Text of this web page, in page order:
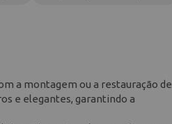
a montagem ou a restauração de
e elegantes, garantindo a